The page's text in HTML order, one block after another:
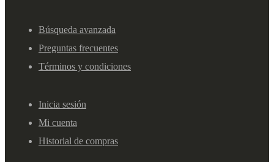
Búsqueda avanzada
Preguntas frecuentes
Términos y condiciones
Inicia sesión
Mi cuenta
Historial de compras